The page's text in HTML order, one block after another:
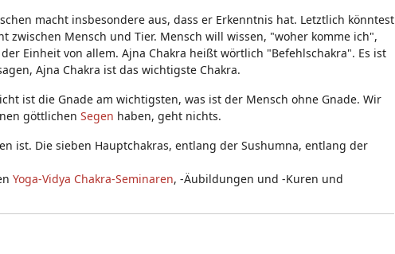
macht insbesondere aus, dass er Erkenntnis hat. Letztlich könntest
zwischen Mensch und Tier. Mensch will wissen, "woher komme ich",
Einheit von allem. Ajna Chakra heißt wörtlich "Befehlschakra". Es ist
Ajna Chakra ist das wichtigste Chakra.
ist die Gnade am wichtigsten, was ist der Mensch ohne Gnade. Wir
göttlichen Segen haben, geht nichts.
ist. Die sieben Hauptchakras, entlang der Sushumna, entlang der
Yoga-Vidya Chakra-Seminaren, -Äubildungen und -Kuren und